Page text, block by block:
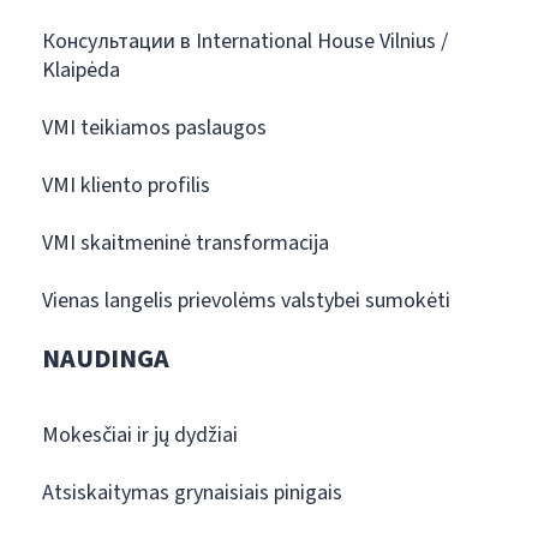
Консультации в International House Vilnius /
Klaipėda
VMI teikiamos paslaugos
VMI kliento profilis
VMI skaitmeninė transformacija
Vienas langelis prievolėms valstybei sumokėti
NAUDINGA
Mokesčiai ir jų dydžiai
Atsiskaitymas grynaisiais pinigais